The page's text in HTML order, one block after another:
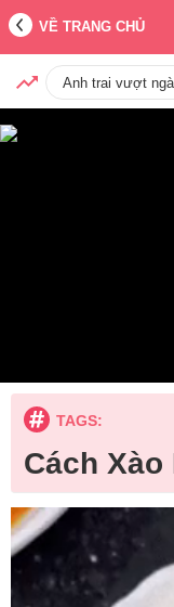
VỀ TRANG CHỦ
Anh trai vượt
TAGS:
Cách